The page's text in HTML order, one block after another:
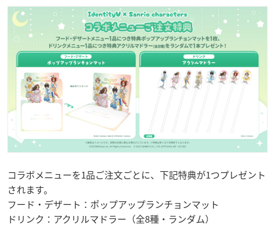
コラボメニューを1品ご注文ごとに、下記特典が1つプレゼント
されます。
フード・デザート：ポップアップランチョンマット
ドリンク：アクリルマドラー（全8種・ランダム）